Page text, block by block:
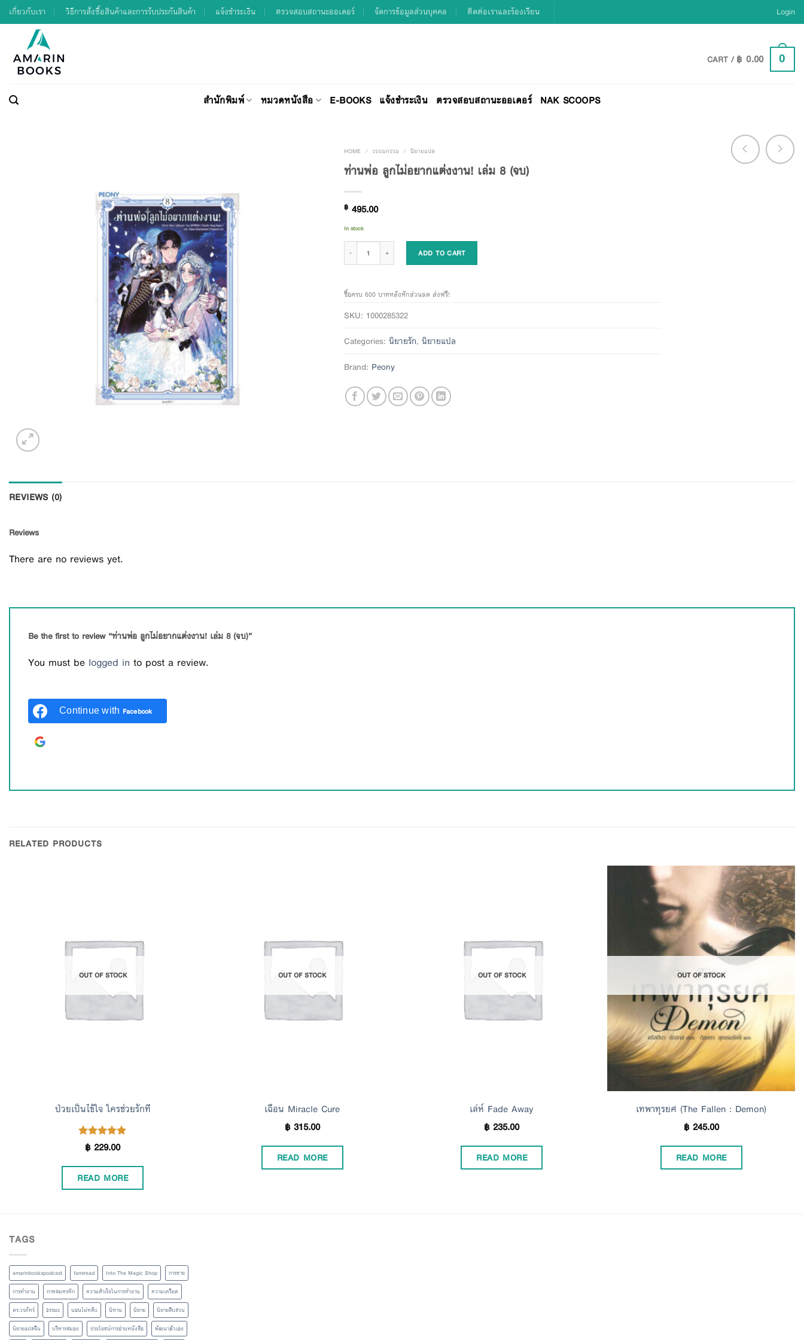
Skip
to
เกี่ยวกับเรา วิธีการสั่งซื้อสินค้าและการรับประกันสินค้า แจ้งชำระเงิน ตรวจสอบสถานะออเดอร์ จัดการข้อมูลส่วนบุคคล ติดต่อเราและร้องเรียน Login
CART /฿ 0.00 0
สำนักพิมพ์ หมวดหนังสือ E-BOOKS แจ้งชำระเงิน ตรวจสอบสถานะออเดอร์ NAK SCOOPS
HOME / วรรณกรรม / นิยายแปล
ท่านพ่อ ลูกไม่อยากแต่งงาน! เล่ม 8 (จบ)
฿ 495.00
In stock
ADD TO CART
ซื้อครบ 600 บาทหลังหักส่วนลด ส่งฟรี!
SKU: 1000285322
Categories: นิยายรัก, นิยายแปล
Brand: Peony
REVIEWS (0)
Reviews
There are no reviews yet.
Be the first to review “ท่านพ่อ ลูกไม่อยากแต่งงาน! เล่ม 8 (จบ)”
You must be logged in to post a review.
Continue with Facebook
RELATED PRODUCTS
OUT OF STOCK
ป่วยเป็นไข้ใจ ใครช่วยรักที
Rated5.00
฿229.00
READ MORE
OUT OF STOCK
เฉือน Miracle Cure
฿315.00
READ MORE
OUT OF STOCK
เล่ห์ Fade Away
฿235.00
READ MORE
Wishlist
OUT OF STOCK
เทพาทุรยศ (The Fallen : Demon)
฿245.00
READ MORE
TAGS
amarinbookspodcast famiread Into The Magic Shop
การขาย
การทำงาน
กาหลมหรทึก ความสำเร็จในการทำงาน
ความเครียด
ดร.วรภัทร์
ธรรมะ นอนไม่หลับ นิทาน นิยาย
นิยายสืบสวน
นิยายแปลจีน
บริหารสมอง ประโยชน์การอ่านหนังสือ
พัฒนาตัวเอง